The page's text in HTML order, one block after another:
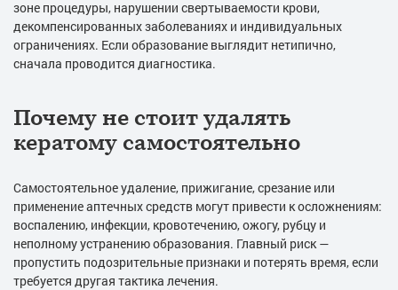
зоне процедуры, нарушении свертываемости крови,
декомпенсированных заболеваниях и индивидуальных
ограничениях. Если образование выглядит нетипично,
сначала проводится диагностика.
Почему не стоит удалять
кератому самостоятельно
Самостоятельное удаление, прижигание, срезание или
применение аптечных средств могут привести к осложнениям:
воспалению, инфекции, кровотечению, ожогу, рубцу и
неполному устранению образования. Главный риск —
пропустить подозрительные признаки и потерять время, если
требуется другая тактика лечения.